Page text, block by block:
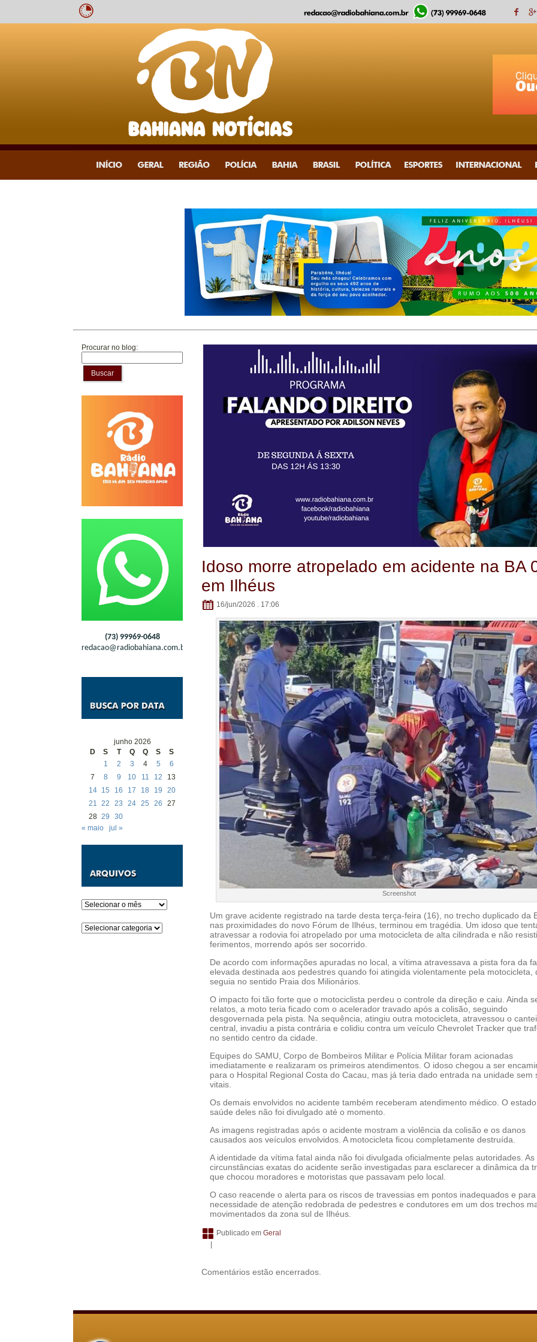
Procurar no blog:
Buscar
(73) 99969-0648
redacao@radiobahiana.com.br
junho 2026
D
S T Q Q S
S
1
2 3 4 5
6
7
8 9 10 11 12
13
14
15 16 17 18 19
20
21 22 23 24 25 26
27
28 29
30
« maio
jul »
Arquivos
Categorias
Idoso morre atropelado em acidente na BA
em Ilhéus
16/jun/2026 . 17:06
Screenshot
Um grave acidente registrado na tarde desta terça-feira (16), no trecho duplicado da
nas proximidades do novo Fórum de Ilhéus, terminou em tragédia. Um idoso que
atravessar a rodovia foi atropelado por uma motocicleta de alta cilindrada e não
ferimentos, morrendo após ser socorrido.
De acordo com informações apuradas no local, a vítima atravessava a pista fora da
elevada destinada aos pedestres quando foi atingida violentamente pela motocicleta,
seguia no sentido Praia dos Milionários.
O impacto foi tão forte que o motociclista perdeu o controle da direção e caiu. Ainda
relatos, a moto teria ficado com o acelerador travado após a colisão, seguindo
desgovernada pela pista. Na sequência, atingiu outra motocicleta, atravessou o
central, invadiu a pista contrária e colidiu contra um veículo Chevrolet Tracker que
no sentido centro da cidade.
Equipes do SAMU, Corpo de Bombeiros Militar e Polícia Militar foram acionadas
imediatamente e realizaram os primeiros atendimentos. O idoso chegou a ser
para o Hospital Regional Costa do Cacau, mas já teria dado entrada na unidade sem
vitais.
Os demais envolvidos no acidente também receberam atendimento médico. O
saúde deles não foi divulgado até o momento.
As imagens registradas após o acidente mostram a violência da colisão e os danos
causados aos veículos envolvidos. A motocicleta ficou completamente destruída.
A identidade da vítima fatal ainda não foi divulgada oficialmente pelas autoridades. As
circunstâncias exatas do acidente serão investigadas para esclarecer a dinâmica da
que chocou moradores e motoristas que passavam pelo local.
O caso reacende o alerta para os riscos de travessias em pontos inadequados e
necessidade de atenção redobrada de pedestres e condutores em um dos trechos
movimentados da zona sul de Ilhéus.
Publicado em Geral
Comentários estão encerrados.